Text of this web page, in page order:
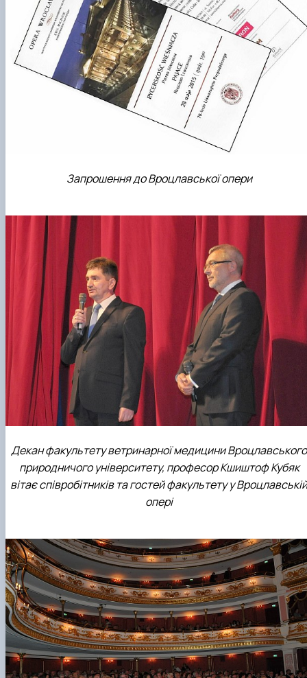
Запрошення до Вроцлавської опери
Декан факультету ветринарної медицини Вроцлавського
природничого університету, професор Кшиштоф Кубяк
вітає співробітників та гостей факультету у Вроцлавській
опері